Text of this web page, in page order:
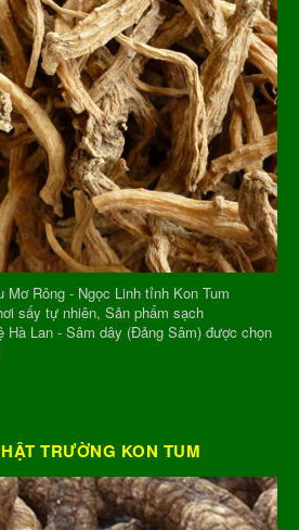
Rông - Ngọc Linh tỉnh Kon Tum
sấy tự nhiên, Sản phẩm sạch
Hà Lan - Sâm dây (Đảng Sâm) được chọn
TRƯỜNG KON TUM